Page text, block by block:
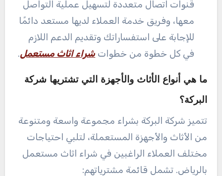
قنوات اتصال متعددة لتسهيل عملية التواصل
معها، وفريق خدمة العملاء لديها مستعد دائمًا
للإجابة على استفساراتك وتقديم الدعم اللازم
في كل خطوة من خطوات شراء اثاث مستعمل.
ما هي أنواع الأثاث والأجهزة التي تشتريها شركة
البركة؟
تتميز شركة البركة بشراء مجموعة واسعة ومتنوعة
من الأثاث والأجهزة المستعملة، لتلبي احتياجات
مختلف العملاء الراغبين في شراء اثاث مستعمل
بالرياض. تشمل قائمة مشترياتهم: